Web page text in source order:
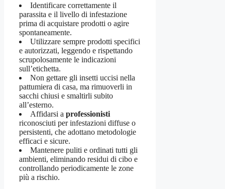
Identificare correttamente il
parassita e il livello di infestazione
prima di acquistare prodotti o agire
spontaneamente.
Utilizzare sempre prodotti specifici
e autorizzati, leggendo e rispettando
scrupolosamente le indicazioni
sull’etichetta.
Non gettare gli insetti uccisi nella
pattumiera di casa, ma rimuoverli in
sacchi chiusi e smaltirli subito
all’esterno.
Affidarsi a professionisti
riconosciuti per infestazioni diffuse o
persistenti, che adottano metodologie
efficaci e sicure.
Mantenere puliti e ordinati tutti gli
ambienti, eliminando residui di cibo e
controllando periodicamente le zone
più a rischio.